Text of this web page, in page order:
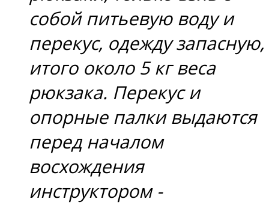
собой питьевую воду и
перекус, одежду запасную,
итого около 5 кг веса
рюкзака. Перекус и
опорные палки выдаются
перед началом
восхождения
инструктором -